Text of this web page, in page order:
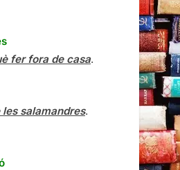
fer fora de casa.
les salamandres.